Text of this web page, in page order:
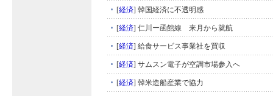
[経済] 韓国経済に不透明感
[経済] 仁川ー函館線 来月から就航
[経済] 給食サービス事業社を買収
[経済] サムスン電子が空調市場参入へ
[経済] 韓米造船産業で協力